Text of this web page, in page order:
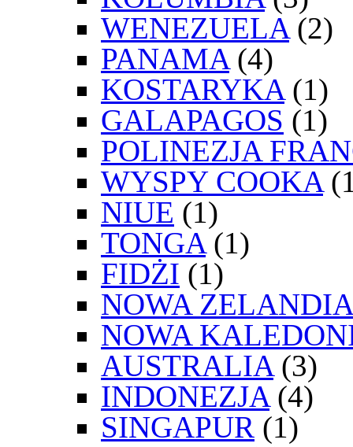
WENEZUELA (2)
PANAMA (4)
KOSTARYKA (1)
GALAPAGOS (1)
POLINEZJA
WYSPY COOKA
NIUE (1)
TONGA (1)
FIDŻI (1)
NOWA ZELANDIA
NOWA
AUSTRALIA (3)
INDONEZJA (4)
SINGAPUR (1)